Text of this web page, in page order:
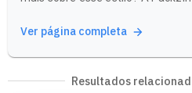
social e um marketplace,
Ver página completa
Resultados